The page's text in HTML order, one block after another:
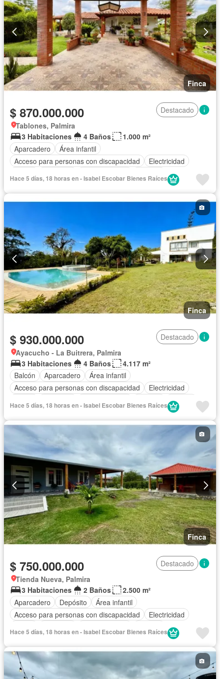
Finca
$ 870.000.000
Destacado
Tablones, Palmira
3 Habitaciones
4 Baños
1.000 m²
Aparcadero
Área infantil
Acceso para personas con discapacidad
Electricidad
Hace 5 días, 18 horas en - Isabel Escobar Bienes Raíces
Finca
$ 930.000.000
Destacado
Ayacucho - La Buitrera, Palmira
3 Habitaciones
4 Baños
4.117 m²
Balcón
Aparcadero
Área infantil
Acceso para personas con discapacidad
Electricidad
Jacuzzi
Piscina
Agua
Patio
Hace 5 días, 18 horas en - Isabel Escobar Bienes Raíces
Finca
$ 750.000.000
Destacado
Tienda Nueva, Palmira
3 Habitaciones
2 Baños
2.500 m²
Aparcadero
Depósito
Área infantil
Acceso para personas con discapacidad
Electricidad
Hace 5 días, 18 horas en - Isabel Escobar Bienes Raíces